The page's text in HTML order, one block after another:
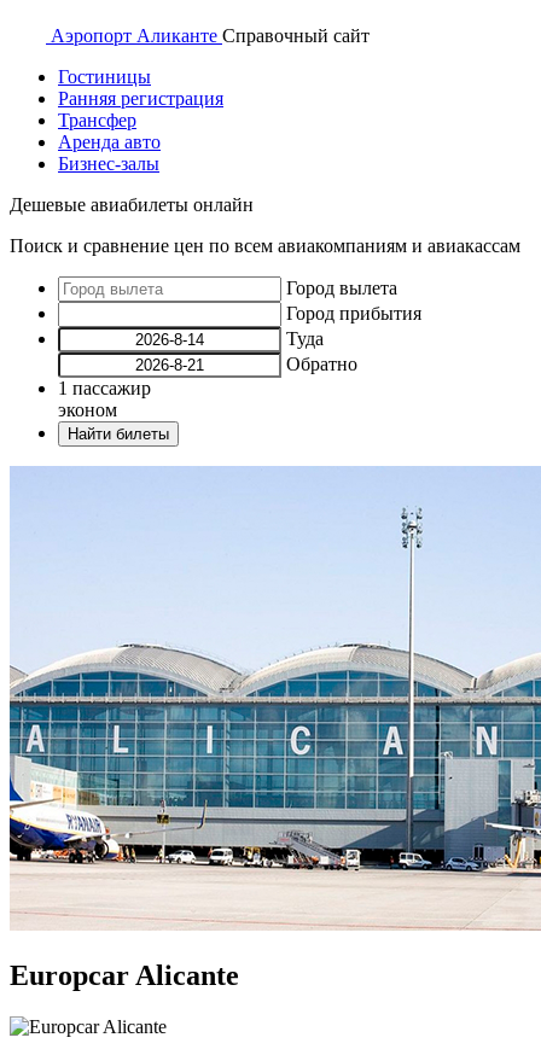
Аэропорт Аликанте Справочный сайт
Гостиницы
Ранняя регистрация
Трансфер
Аренда авто
Бизнес-залы
Дешевые авиабилеты онлайн
Поиск и сравнение цен по всем авиакомпаниям и авиакассам
Город вылета
Город прибытия
Туда
Обратно
1 пассажир
эконом
Найти билеты
Europcar Alicante